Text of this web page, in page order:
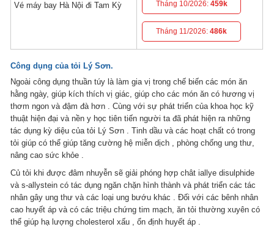
Vé máy bay Hà Nội đi Tam Kỳ Tháng 10/2026: 459k
Tháng 11/2026:486k
Công dụng của tỏi Lý Sơn.
Ngoài công dụng thuần túy là làm gia vị trong chế biến các món ăn
hằng ngày, giúp kích thích vị giác, giúp cho các món ăn có hương vị
thơm ngon và đậm đà hơn . Cùng với sự phát triển của khoa học kỹ
thuật hiện đại và nền y học tiên tiến người ta đã phát hiện ra những
tác dụng kỳ diệu của tỏi Lý Sơn . Tinh dầu và các hoạt chất có trong
tỏi giúp có thể giúp tăng cường hệ miễn dịch , phòng chống ung thư,
nâng cao sức khỏe .
Củ tỏi khi được đâm nhuyễn sẽ giải phóng hợp chât iallye disulphide
và s-allystein có tác dụng ngăn chặn hình thành và phát triển các tác
nhân gây ung thư và các loại ung bướu khác . Đối với các bênh nhân
cao huyết áp và có các triệu chứng tim mạch, ăn tỏi thường xuyên có
thể giúp hạ lượng cholesterol xấu , ổn định huyết áp .